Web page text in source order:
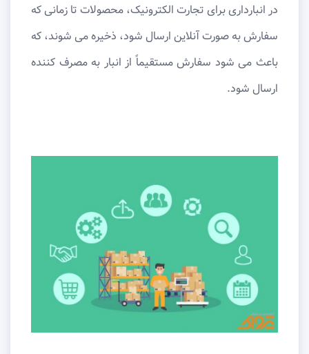
در انبارداری برای تجارت الکترونیک، محصولات تا زمانی که
سفارش به صورت آنلاین ارسال شود، ذخیره می ‌شوند، که
باعث می ‌شود سفارش مستقیماً از انبار به مصرف ‌کننده
ارسال شود.